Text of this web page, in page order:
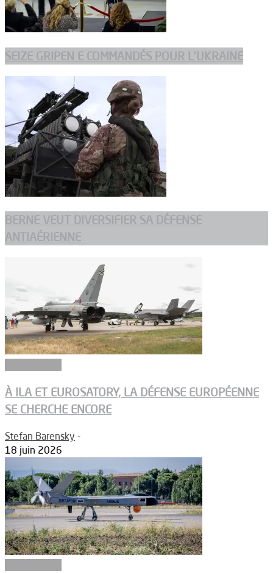
SEIZE GRIPEN E COMMANDÉS POUR L’UKRAINE
BERNE VEUT DIVERSIFIER SA DÉFENSE
ANTIAÉRIENNE
À ILA ET EUROSATORY, LA DÉFENSE EUROPÉENNE
SE CHERCHE ENCORE
Stefan Barensky -
18 juin 2026